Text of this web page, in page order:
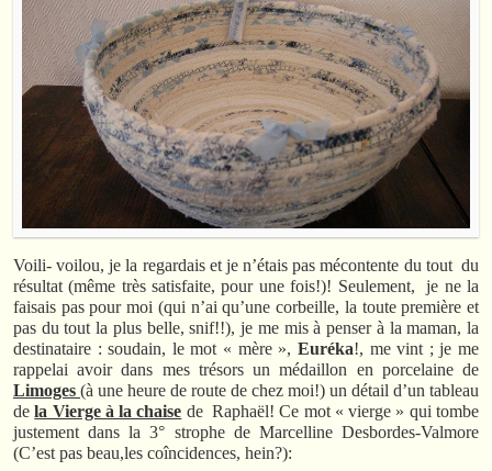
Voili- voilou, je la regardais et je n’étais pas mécontente du tout du
résultat (même très satisfaite, pour une fois!)! Seulement, je ne la
faisais pas pour moi (qui n’ai qu’une corbeille, la toute première et
pas du tout la plus belle, snif!!), je me mis à penser à la maman, la
destinataire : soudain, le mot « mère », Euréka!, me vint ; je me
rappelai avoir dans mes trésors un médaillon en porcelaine de
Limoges (à une heure de route de chez moi!) un détail d’un tableau
dela Vierge à la chaise de Raphaël! Ce mot « vierge » qui tombe
justement dans la 3° strophe de Marcelline Desbordes-Valmore
(C’est pas beau,les coîncidences, hein?):